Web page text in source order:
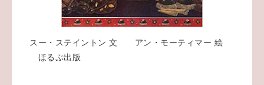
スー・ステイントン 文 アン・モーティマー 絵
ほるぷ出版